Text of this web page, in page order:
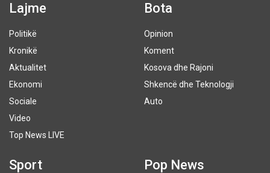
Lajme
Politikë
Kronikë
Aktualitet
Ekonomi
Sociale
Video
Top News LIVE
Bota
Opinion
Koment
Kosova dhe Rajoni
Shkencë dhe Teknologji
Auto
Sport Pop News